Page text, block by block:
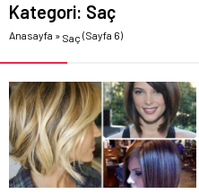
Kategori: Saç
Anasayfa » Saç (Sayfa 6)